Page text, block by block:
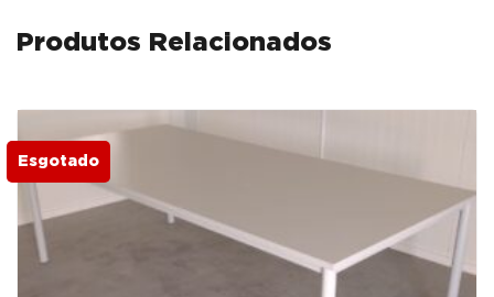
Produtos Relacionados
Esgotado